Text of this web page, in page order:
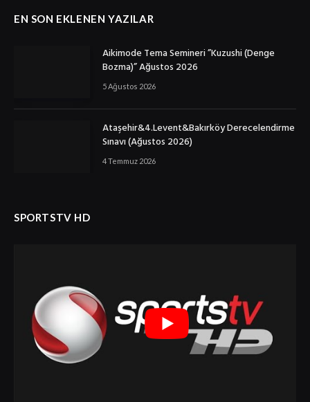
EN SON EKLENEN YAZILAR
Aikimode Tema Semineri ”Kuzushi (Denge
Bozma)” Ağustos 2026
5 Ağustos 2026
Ataşehir&4.Levent&Bakırköy Derecelendirme
Sınavı (Ağustos 2026)
4 Temmuz 2026
SPORTSTV HD